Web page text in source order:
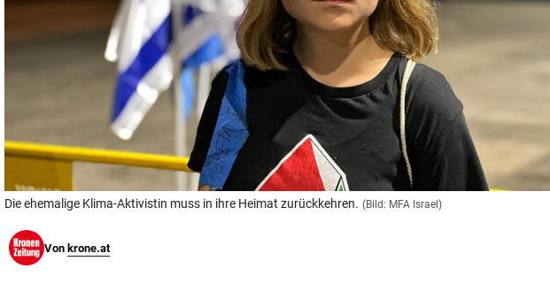
Die ehemalige Klima-Aktivistin muss in ihre Heimat zurückkehren. (Bild: MFA Israel)
Von krone.at